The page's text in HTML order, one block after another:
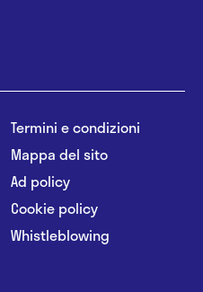
Termini e condizioni
Mappa del sito
Ad policy
Cookie policy
Whistleblowing